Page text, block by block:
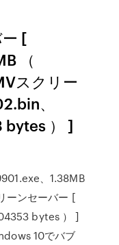
[
（
スクリー
、
bytes ） ]
、1.38MB
ーンセーバー [
bytes ） ]
10でバブ